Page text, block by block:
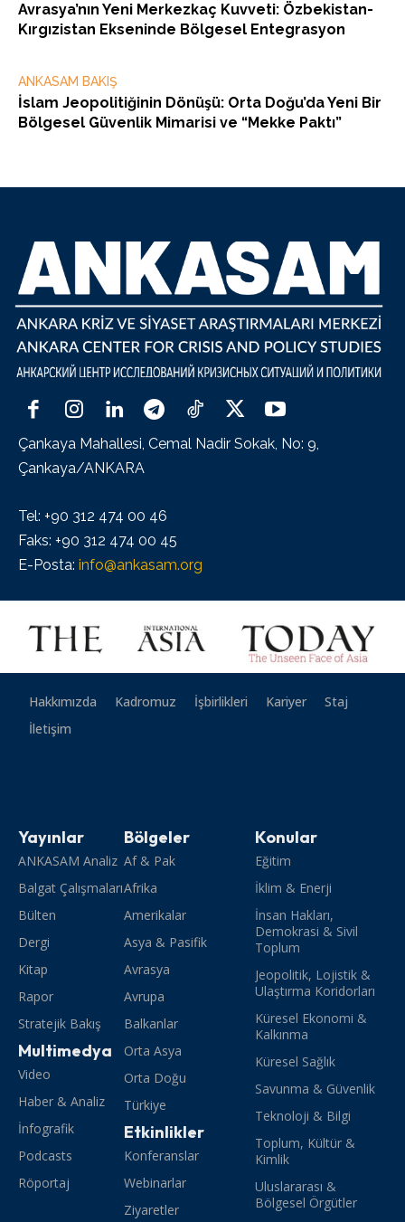
Avrasya’nın Yeni Merkezkaç Kuvveti: Özbekistan-
Kırgızistan Ekseninde Bölgesel Entegrasyon
ANKASAM BAKIŞ
İslam Jeopolitiğinin Dönüşü: Orta Doğu’da Yeni Bir
Bölgesel Güvenlik Mimarisi ve “Mekke Paktı”
Çankaya Mahallesi, Cemal Nadir Sokak, No: 9,
Çankaya/ANKARA
Tel: +90 312 474 00 46
Faks: +90 312 474 00 45
E-Posta: info@ankasam.org
Hakkımızda Kadromuz İşbirlikleri Kariyer
Staj
İletişim
Yayınlar
ANKASAM Analiz
Balgat Çalışmaları
Bülten
Dergi
Kitap
Rapor
Stratejik Bakış
Multimedya
Video
Haber & Analiz
İnfografik
Podcasts
Röportaj
Bölgeler
Af & Pak
Afrika
Amerikalar
Asya & Pasifik
Avrasya
Avrupa
Balkanlar
Orta Asya
Orta Doğu
Türkiye
Etkinlikler
Konferanslar
Webinarlar
Ziyaretler
Konular
Eğitim
İklim & Enerji
İnsan Hakları,
Demokrasi & Sivil
Toplum
Jeopolitik, Lojistik &
Ulaştırma Koridorları
Küresel Ekonomi &
Kalkınma
Küresel Sağlık
Savunma & Güvenlik
Teknoloji & Bilgi
Toplum, Kültür &
Kimlik
Uluslararası &
Bölgesel Örgütler